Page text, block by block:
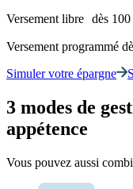
Versement libre dès 100
Versement programmé
Simuler votre épargne
3 modes de
appétence
Vous pouvez aussi